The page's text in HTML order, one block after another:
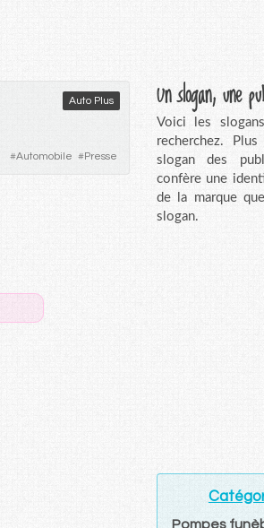
Auto Plus
#Automobile #Presse
Un slogan, une
Voici les
recherchez.
slogan des
confère une
de la marque
slogan.
Pompes